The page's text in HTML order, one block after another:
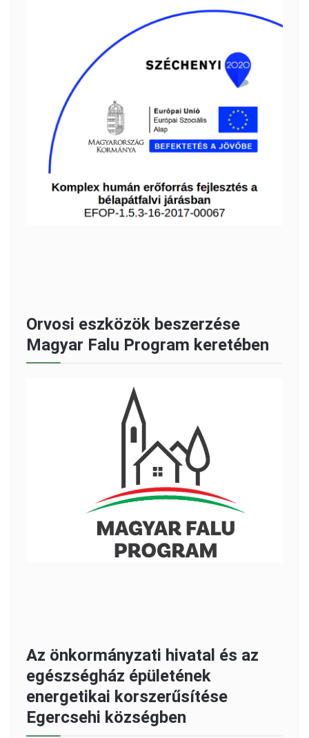
Orvosi eszközök beszerzése
Magyar Falu Program keretében
Az önkormányzati hivatal és az
egészségház épületének
energetikai korszerűsítése
Egercsehi községben